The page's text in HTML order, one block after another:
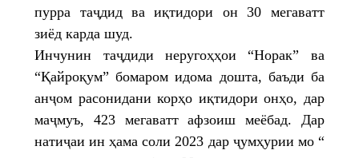
пурра таҷдид ва иқтидори он 30 мегаватт
зиёд карда шуд.
Инчунин таҷдиди неругоҳҳои “Норак” ва
“Қайроқум” бомаром идома дошта, баъди ба
анҷом расонидани корҳо иқтидори онҳо, дар
маҷмуъ, 423 мегаватт афзоиш меёбад. Дар
натиҷаи ин ҳама соли 2023 дар ҷумҳурии мо “